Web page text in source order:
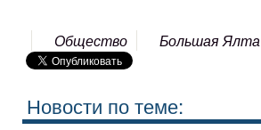
Общество Большая Ялта
Новости по теме: